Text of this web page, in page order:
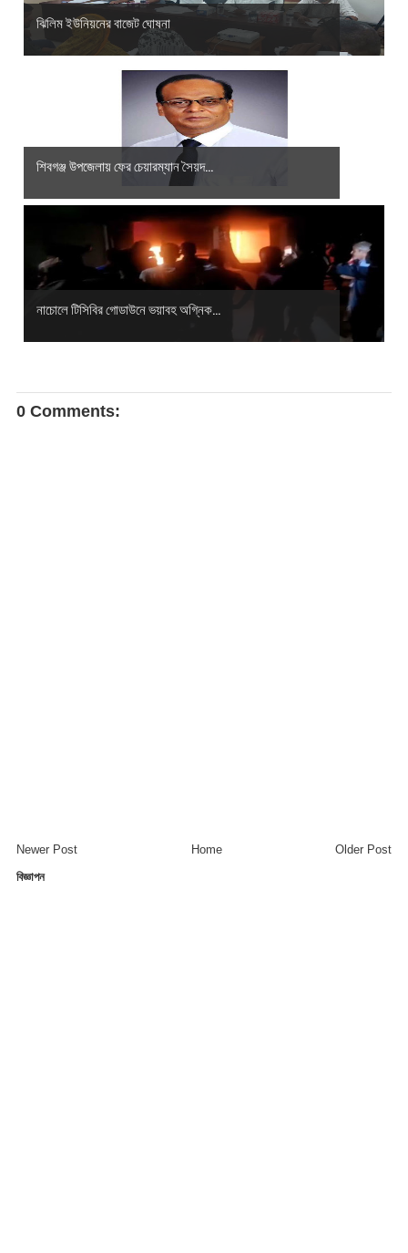
ঝিলিম ইউনিয়নের বাজেট ঘোষনা
শিবগঞ্জ উপজেলায় ফের চেয়ারম্যান সৈয়দ...
নাচোলে টিসিবির গোডাউনে ভয়াবহ অগ্নিক...
0 Comments:
Newer Post Older Post
Home
বিজ্ঞাপন